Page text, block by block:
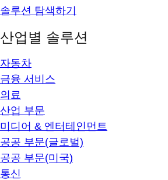
솔루션 탐색하기
산업별 솔루션
자동차
금융 서비스
의료
산업 부문
미디어 & 엔터테인먼트
공공 부문(글로벌)
공공 부문(미국)
통신